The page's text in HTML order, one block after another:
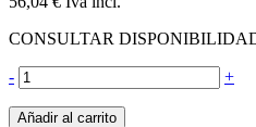
CONSULTAR
- +
Añadir al carrito